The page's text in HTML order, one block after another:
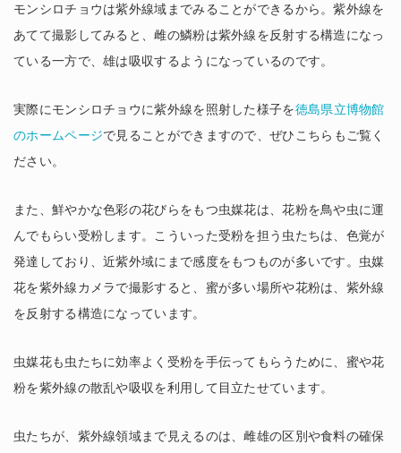
モンシロチョウは紫外線域までみることができるから。紫外線を
あてて撮影してみると、雌の鱗粉は紫外線を反射する構造になっ
ている一方で、雄は吸収するようになっているのです。
実際にモンシロチョウに紫外線を照射した様子を徳島県立博物館
のホームページで見ることができますので、ぜひこちらもご覧く
ださい。
また、鮮やかな色彩の花びらをもつ虫媒花は、花粉を鳥や虫に運
んでもらい受粉します。こういった受粉を担う虫たちは、色覚が
発達しており、近紫外域にまで感度をもつものが多いです。虫媒
花を紫外線カメラで撮影すると、蜜が多い場所や花粉は、紫外線
を反射する構造になっています。
虫媒花も虫たちに効率よく受粉を手伝ってもらうために、蜜や花
粉を紫外線の散乱や吸収を利用して目立たせています。
虫たちが、紫外線領域まで見えるのは、雌雄の区別や食料の確保